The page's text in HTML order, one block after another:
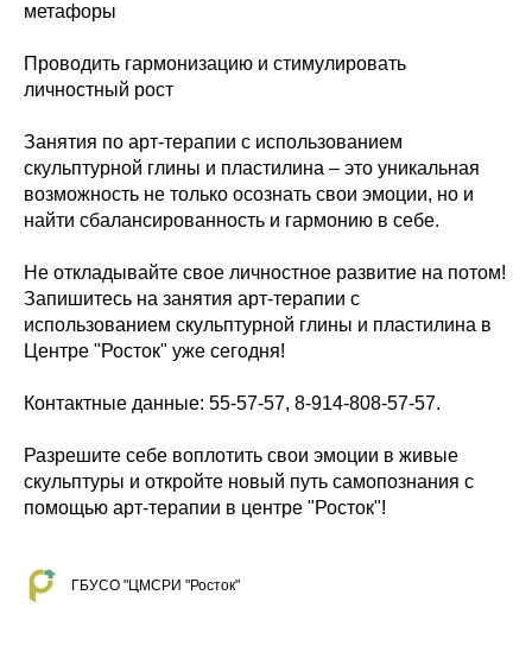
метафоры
Проводить гармонизацию и стимулировать
личностный рост
Занятия по арт-терапии с использованием
скульптурной глины и пластилина – это уникальная
возможность не только осознать свои эмоции, но и
найти сбалансированность и гармонию в себе.
Не откладывайте свое личностное развитие на потом!
Запишитесь на занятия арт-терапии с
использованием скульптурной глины и пластилина в
Центре "Росток" уже сегодня!
Контактные данные: 55-57-57, 8-914-808-57-57.
Разрешите себе воплотить свои эмоции в живые
скульптуры и откройте новый путь самопознания с
помощью арт-терапии в центре "Росток"!
ГБУСО "ЦМСРИ "Росток"